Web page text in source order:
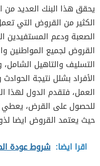
يحقق هذا البنك العديد من
الكثير من القروض التي
الصعبة ودعم المستفيدين
القروض لجميع المواطنين
التسليف والتاهيل الشامل
الأفراد بشلل نتيجة
العمل، فتقدم الدول لهذا
للحصول على القرض، يعطي
حيث يعتمد القروض ايضا
اقرا ايضا: شروط عودة